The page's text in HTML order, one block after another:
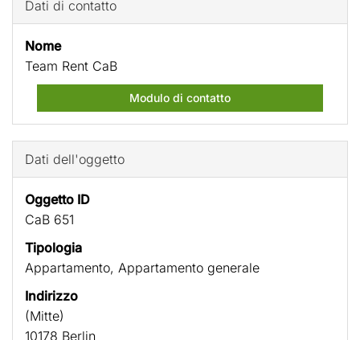
Dati di contatto
Nome
Team Rent CaB
Modulo di contatto
Dati dell'oggetto
Oggetto ID
CaB 651
Tipologia
Appartamento, Appartamento generale
Indirizzo
(Mitte)
10178 Berlin